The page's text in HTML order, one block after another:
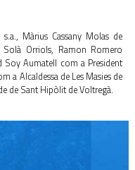
Màrius Cassany Molas de
Solà Orriols, Ramon Romero
Soy Aumatell com a President
a Alcaldessa de Les Masies de
de Sant Hipòlit de Voltregà.